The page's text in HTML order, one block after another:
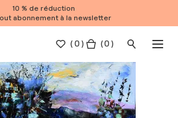
10 % de réduction
abonnement à la newsletter
(0 ) ( 0 )